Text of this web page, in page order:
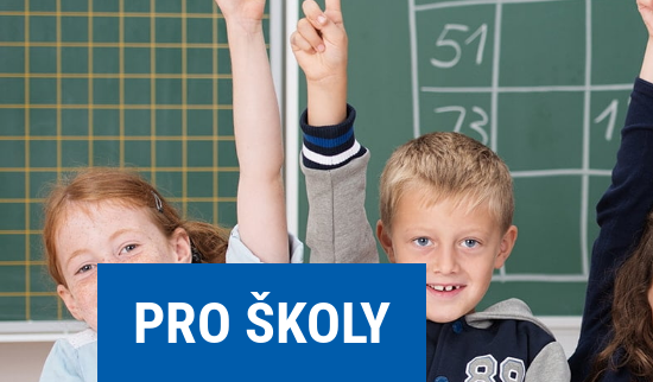
PRO ŠKOLY